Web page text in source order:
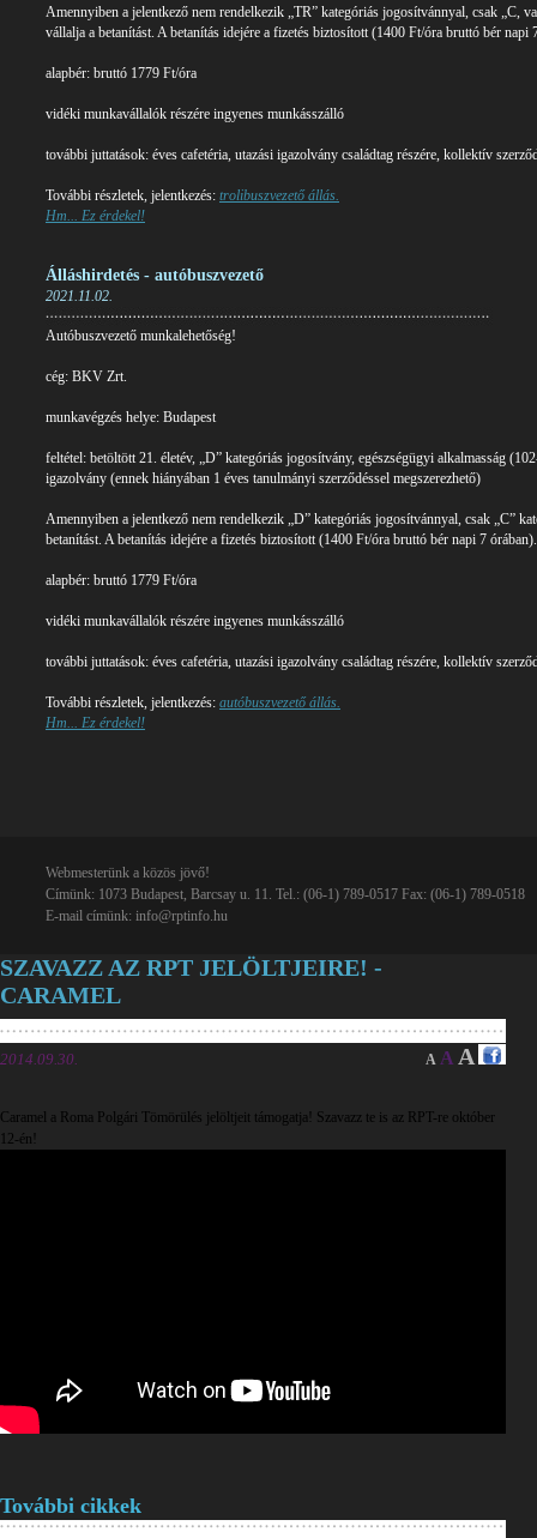
Amennyiben a jelentkező nem rendelkezik „TR” kategóriás jogosítvánnyal, csak „C,
vállalja a betanítást. A betanítás idejére a fizetés biztosított (1400 Ft/óra bruttó bér napi
alapbér: bruttó 1779 Ft/óra
vidéki munkavállalók részére ingyenes munkásszálló
további juttatások: éves cafetéria, utazási igazolvány családtag részére, kollektív
További részletek, jelentkezés: trolibuszvezető állás.
Hm... Ez érdekel!
Álláshirdetés - autóbuszvezető
2021.11.02.
Autóbuszvezető munkalehetőség!
cég: BKV Zrt.
munkavégzés helye: Budapest
feltétel: betöltött 21. életév, „D” kategóriás jogosítvány, egészségügyi alkalmasság
igazolvány (ennek hiányában 1 éves tanulmányi szerződéssel megszerezhető)
Amennyiben a jelentkező nem rendelkezik „D” kategóriás jogosítvánnyal, csak „C”
betanítást. A betanítás idejére a fizetés biztosított (1400 Ft/óra bruttó bér napi 7 órában).
alapbér: bruttó 1779 Ft/óra
vidéki munkavállalók részére ingyenes munkásszálló
további juttatások: éves cafetéria, utazási igazolvány családtag részére, kollektív
További részletek, jelentkezés: autóbuszvezető állás.
Hm... Ez érdekel!
Webmesterünk a közös jövő!
Címünk: 1073 Budapest, Barcsay u. 11. Tel.: (06-1) 789-0517 Fax: (06-1) 789-0518
E-mail címünk: info@rptinfo.hu
SZAVAZZ AZ RPT JELÖLTJEIRE! -
CARAMEL
2014.09.30. A A A
Caramel a Roma Polgári Tömörülés jelöltjeit támogatja! Szavazz te is az RPT-re október
12-én!
További cikkek